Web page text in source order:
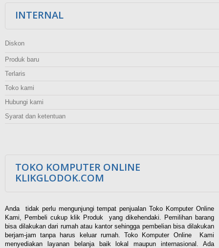
INTERNAL
Diskon
Produk baru
Terlaris
Toko kami
Hubungi kami
Syarat dan ketentuan
TOKO KOMPUTER ONLINE
KLIKGLODOK.COM
Anda tidak perlu mengunjungi tempat penjualan Toko Komputer Online
Kami, Pembeli cukup klik Produk yang dikehendaki. Pemilihan barang
bisa dilakukan dari rumah atau kantor sehingga pembelian bisa dilakukan
berjam-jam tanpa harus keluar rumah. Toko Komputer Online Kami
menyediakan layanan belanja baik lokal maupun internasional. Ada